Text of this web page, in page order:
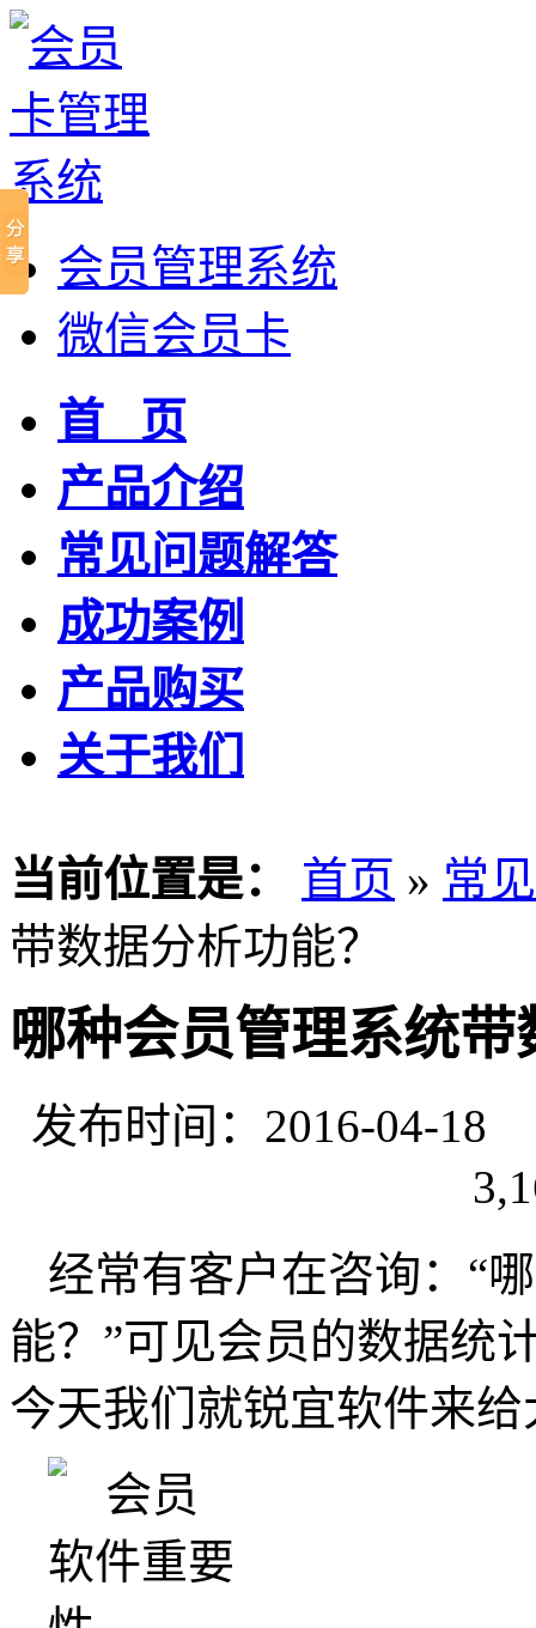
会员管理系统
微信会员卡
首 页
产品介绍
常见问题解答
成功案例
产品购买
关于我们
当前位置是： 首页 » 常
带数据分析功能？
哪种会员管理系统
发布时间：2016-04-
经常有客户在咨询：“
能？”可见会员的数据统
今天我们就锐宜软件来